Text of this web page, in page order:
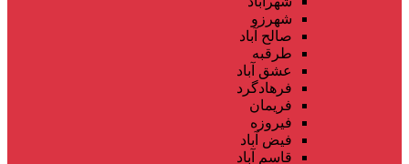
شهرزو
صالح آباد
طرقبه
عشق آباد
فرهادگرد
فریمان
فیروزه
فیض آباد
قاسم آباد